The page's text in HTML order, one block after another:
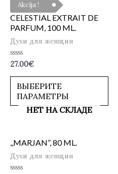
Akcija !
CELESTIAL EXTRAIT DE
PARFUM, 100 ML.
Духи для женщин
Оценка
из
27.00€
ВЫБЕРИТЕ
ПАРАМЕТРЫ
НЕТ НА СКЛАДЕ
,,MARJAN”, 80 ML.
Духи для женщин